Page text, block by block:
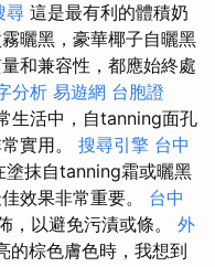
尋 這是最有利的體積奶
曬黑，豪華椰子自曬黑
和兼容性，都應始終處
分析 易遊網 台胞證
生活中，自tanning面孔
實用。 搜尋引擎 台中
塗抹自tanning霜或曬黑
效果非常重要。 台中
，以避免污漬或條。 外
的棕色膚色時，我想到